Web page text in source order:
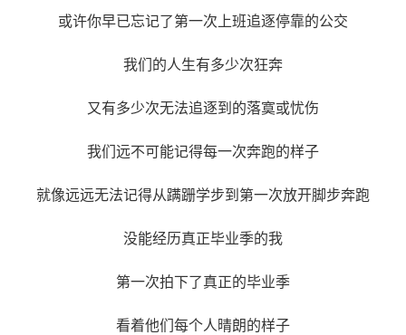
或许你早已忘记了第一次上班追逐停靠的公交
我们的人生有多少次狂奔
又有多少次无法追逐到的落寞或忧伤
我们远不可能记得每一次奔跑的样子
就像远远无法记得从蹒跚学步到第一次放开脚步奔跑
没能经历真正毕业季的我
第一次拍下了真正的毕业季
看着他们每个人晴朗的样子